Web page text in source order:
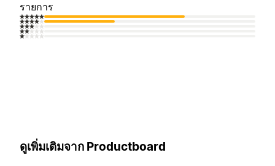
รายการ
ดูเพิ่มเติมจาก Productboard